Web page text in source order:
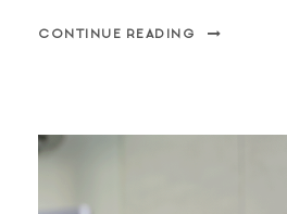
CONTINUE READING